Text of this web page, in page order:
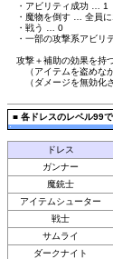
・アビリティ成功 … 1
・魔物を倒す … 全員に
・戦う … 0
・一部の攻撃系アビリ
攻撃＋補助の効果を持
（アイテムを盗めなか
（ダメージを無効化さ
■ 各ドレスのレベル99
ドレス
ガンナー
魔銃士
アイテムシューター
戦士
サムライ
ダークナイト